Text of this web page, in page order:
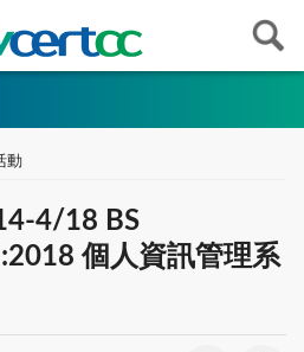
動
4/18 BS
個人資訊管理系